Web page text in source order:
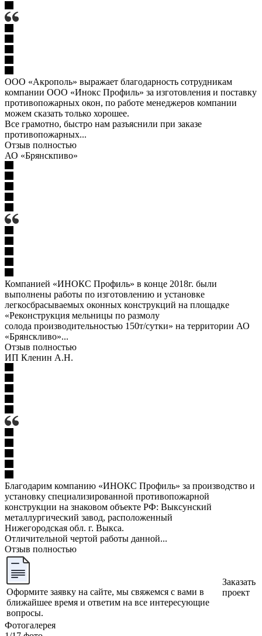
ООО «Акрополь» выражает благодарность сотрудникам
компании ООО «Инокс Профиль» за изготовления и поставку
противопожарных окон, по работе менеджеров компании
можем сказать только хорошее.
Все грамотно, быстро нам разъяснили при заказе
противопожарных...
Отзыв полностью
АО «Брянскпиво»
Компанией «ИНОКС Профиль» в конце 2018г. были
выполнены работы по изготовлению и установке
легкосбрасываемых оконных конструкций на площадке
«Реконструкция мельницы по размолу
солода производительностью 150т/сутки» на территории АО
«Брянскливо»...
Отзыв полностью
ИП Кленин А.Н.
Благодарим компанию «ИНОКС Профиль» за производство и
установку специализированной противопожарной
конструкции на знаковом объекте РФ: Выксунский
металлургический завод, расположенный
Нижегородская обл. г. Выкса.
Отличительной чертой работы данной...
Отзыв полностью
Оформите заявку на сайте, мы свяжемся с вами в
ближайшее время и ответим на все интересующие
вопросы.
Заказать
проект
Фотогалерея